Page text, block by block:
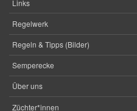
Links
Regelwerk
Regeln & Tipps (Bilder)
Semperecke
Über uns
Züchter*innen